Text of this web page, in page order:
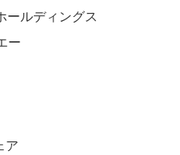
ルディングス
ー
ア